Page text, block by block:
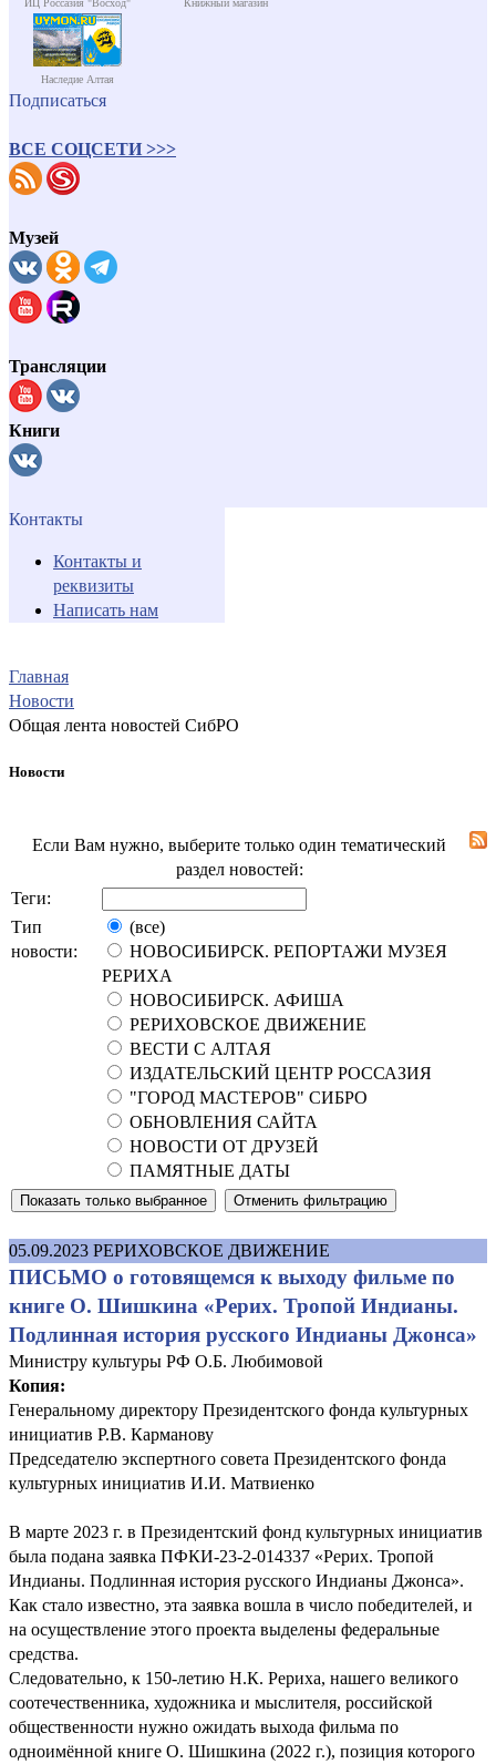
Наследие Алтая
Подписаться
ВСЕ СОЦСЕТИ >>>
Музей
Трансляции
Книги
Контакты
Контакты и
реквизиты
Написать нам
Главная
Новости
Общая лента новостей СибРО
Новости
Если Вам нужно, выберите только один тематический
раздел новостей:
Теги:
Тип
новости:
(все)
НОВОСИБИРСК. РЕПОРТАЖИ МУЗЕЯ
РЕРИХА
НОВОСИБИРСК. АФИША
РЕРИХОВСКОЕ ДВИЖЕНИЕ
ВЕСТИ С АЛТАЯ
ИЗДАТЕЛЬСКИЙ ЦЕНТР РОССАЗИЯ
"ГОРОД МАСТЕРОВ" СИБРО
ОБНОВЛЕНИЯ САЙТА
НОВОСТИ ОТ ДРУЗЕЙ
ПАМЯТНЫЕ ДАТЫ
05.09.2023 РЕРИХОВСКОЕ ДВИЖЕНИЕ
ПИСЬМО о готовящемся к выходу фильме по
книге О. Шишкина «Рерих. Тропой Индианы.
Подлинная история русского Индианы Джонса»
Министру культуры РФ О.Б. Любимовой
Копия:
Генеральному директору Президентского фонда культурных
инициатив Р.В. Карманову
Председателю экспертного совета Президентского фонда
культурных инициатив И.И. Матвиенко
В марте 2023 г. в Президентский фонд культурных инициатив
была подана заявка ПФКИ-23-2-014337 «Рерих. Тропой
Индианы. Подлинная история русского Индианы Джонса».
Как стало известно, эта заявка вошла в число победителей, и
на осуществление этого проекта выделены федеральные
средства.
Следовательно, к 150-летию Н.К. Рериха, нашего великого
соотечественника, художника и мыслителя, российской
общественности нужно ожидать выхода фильма по
одноимённой книге О. Шишкина (2022 г.), позиция которого